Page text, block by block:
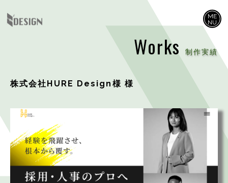
ME
NU
Works 制作実績
株式会社HURE Design様 様